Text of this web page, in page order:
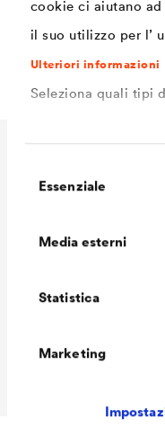
cookie ci aiutano
il suo utilizzo per l’
Ulteriori informazioni
Seleziona quali tipi
delEssenziale
Media esterni
Statistica
Marketing
Dati Tecnici
Materiale
Quantità richiesta
Packaging